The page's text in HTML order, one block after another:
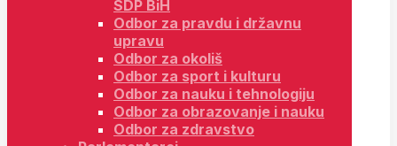
SDP BiH
Odbor za pravdu i državnu
upravu
Odbor za okoliš
Odbor za sport i kulturu
Odbor za nauku i tehnologiju
Odbor za obrazovanje i nauku
Odbor za zdravstvo